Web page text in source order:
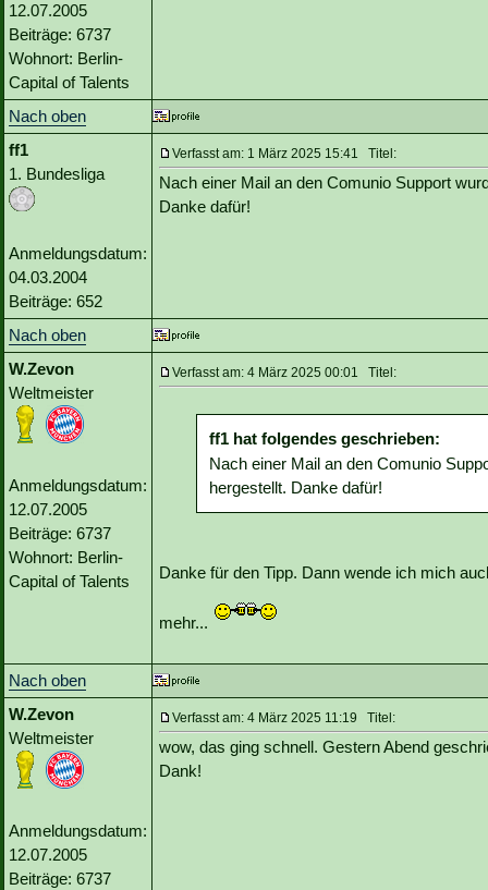
12.07.2005
Beiträge: 6737
Wohnort: Berlin-
Capital of Talents
Nach oben
ff1
1. Bundesliga
Anmeldungsdatum:
04.03.2004
Beiträge: 652
Verfasst am: 1 März 2025 15:41 Titel:
Nach einer Mail an den Comunio Support
Danke dafür!
Nach oben
W.Zevon
Weltmeister
Anmeldungsdatum:
12.07.2005
Beiträge: 6737
Wohnort: Berlin-
Capital of Talents
Verfasst am: 4 März 2025 00:01 Titel:
ff1 hat folgendes geschrieben:
Nach einer Mail an den Comunio
hergestellt. Danke dafür!
Danke für den Tipp. Dann wende ich mich
mehr...
Nach oben
W.Zevon
Weltmeister
Anmeldungsdatum:
12.07.2005
Beiträge: 6737
Verfasst am: 4 März 2025 11:19 Titel:
wow, das ging schnell. Gestern Abend
Dank!